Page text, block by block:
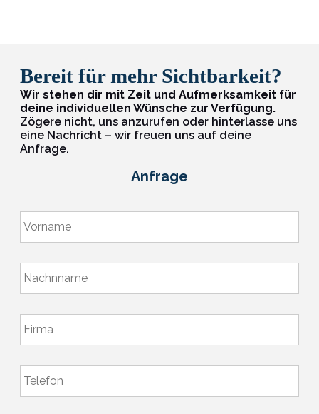
Bereit für mehr Sichtbarkeit?
Wir stehen dir mit Zeit und Aufmerksamkeit für
deine individuellen Wünsche zur Verfügung.
Zögere nicht, uns anzurufen oder hinterlasse uns
eine Nachricht – wir freuen uns auf deine
Anfrage.
Anfrage
V
o
a
m
e
N
a
n
a
m
*
F
a
*
T
e